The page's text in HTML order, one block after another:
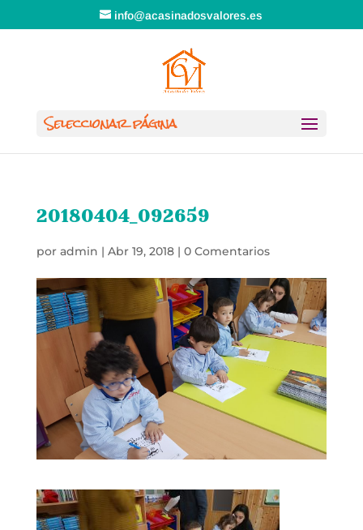
info@acasinadosvalores.es
Seleccionar página
20180404_092659
por admin | Abr 19, 2018| 0 Comentarios